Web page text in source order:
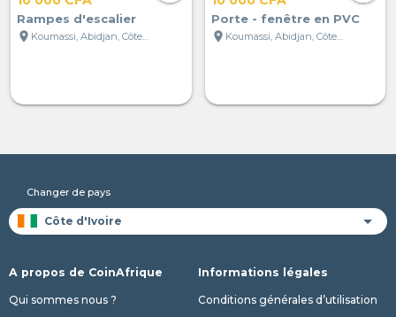
Rampes d'escalier
location_on
Koumassi, Abidjan, Côte d'Ivoire
Porte - fenêtre en PVC
location_on
Koumassi, Abidjan, Côte d'Ivoire
Changer de pays
A propos de CoinAfrique
Qui sommes nous ?
Informations légales
Conditions générales d’utilisation